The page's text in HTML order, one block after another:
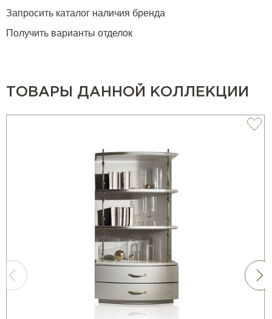
Запросить каталог наличия бренда
Получить варианты отделок
ТОВАРЫ ДАННОЙ КОЛЛЕКЦИИ